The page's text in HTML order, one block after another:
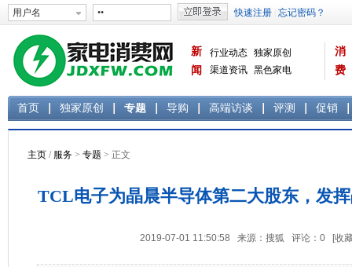
新
闻
行业动态 独家原创
渠道资讯 黑色家电
消
费
首页 独家原创 专题 导购 高端访谈 评测 促销
主页 / 服务 > 专题 > 正文
TCL电子为晶晨半导体第二大股东，发
2019-07-01 11:50:58 来源：搜狐 评论： 0 [收